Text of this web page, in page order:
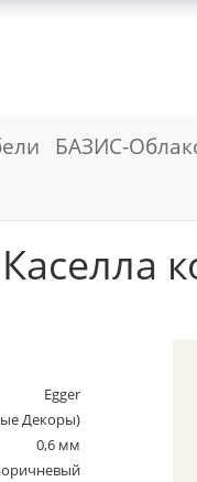
БАЗИС-
Egger
Декоры)
0,6 мм